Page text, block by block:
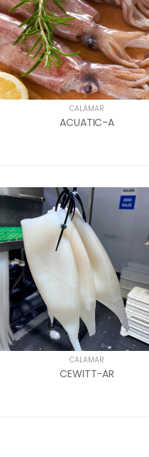
CALAMAR
ACUATIC-A
CALAMAR
CEWITT-AR